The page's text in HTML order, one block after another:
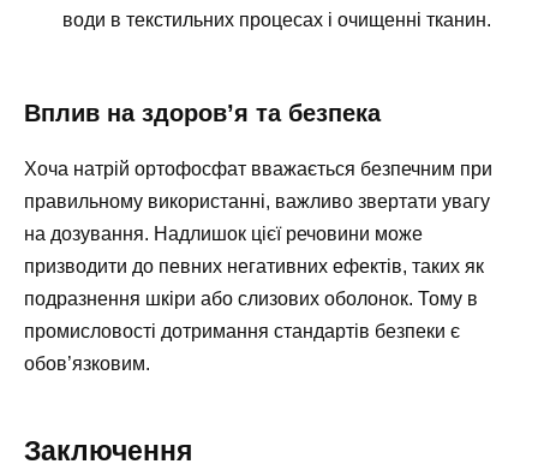
води в текстильних процесах і очищенні тканин.
Вплив на здоров’я та безпека
Хоча натрій ортофосфат вважається безпечним при
правильному використанні, важливо звертати увагу
на дозування. Надлишок цієї речовини може
призводити до певних негативних ефектів, таких як
подразнення шкіри або слизових оболонок. Тому в
промисловості дотримання стандартів безпеки є
обов’язковим.
Заключення